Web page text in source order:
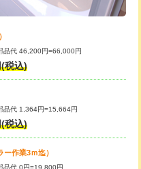
22,000円
修
）
33,000円
33,000円
品代 46,200円=66,000円
税込)
品代 1,364円=15,664円
税込)
作業3ｍ迄）
品代 0円=19,800円